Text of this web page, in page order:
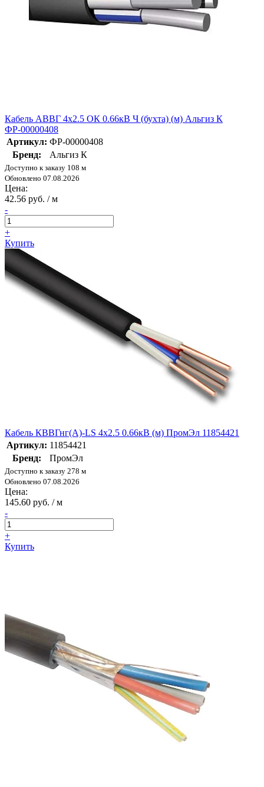
Кабель АВВГ 4х2.5 ОК 0.66кВ Ч (бухта) (м) Альгиз К
ФР-00000408
Артикул: ФР-00000408
Бренд:
Альгиз К
Доступно к заказу 108 м
Обновлено 07.08.2026
Цена:
42.56 руб. / м
-
+
Купить
Кабель КВВГнг(А)-LS 4х2.5 0.66кВ (м) ПромЭл 11854421
Артикул: 11854421
Бренд:
ПромЭл
Доступно к заказу 278 м
Обновлено 07.08.2026
Цена:
145.60 руб. / м
-
+
Купить